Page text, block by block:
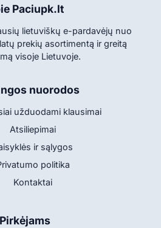
Paciupk.lt
lietuviškų e-pardavėjų nuo
prekių asortimentą ir greitą
visoje Lietuvoje.
nuorodos
užduodami klausimai
Atsiliepimai
ir sąlygos
politika
Kontaktai
Pirkėjams